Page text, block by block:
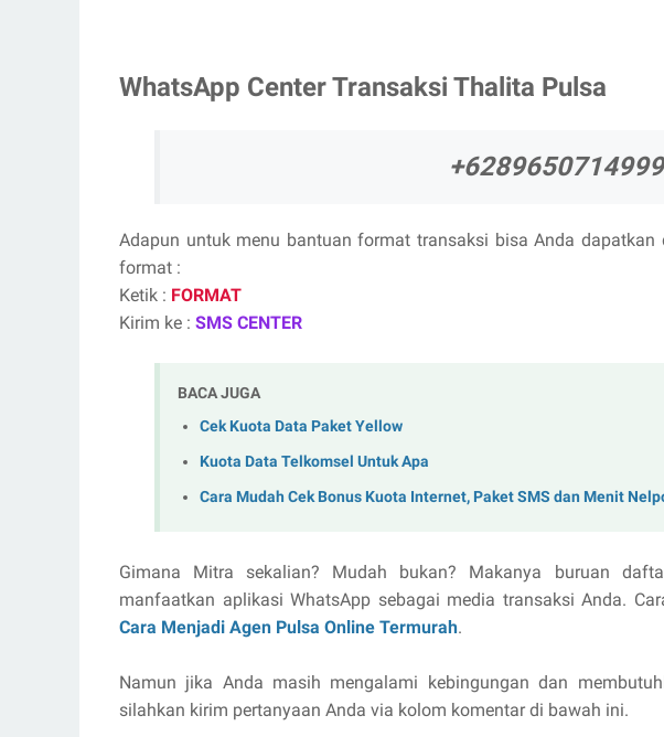
WhatsApp Center Transaksi Thalita Pulsa
+6289650714999
Adapun untuk menu bantuan format transaksi bisa Anda dapatkan
format :
Ketik : FORMAT
Kirim ke : SMS CENTER
BACA JUGA
Cek Kuota Data Paket Yellow
Kuota Data Telkomsel Untuk Apa
Cara Mudah Cek Bonus Kuota Internet, Paket SMS dan Menit
Gimana Mitra sekalian? Mudah bukan? Makanya buruan
manfaatkan aplikasi WhatsApp sebagai media transaksi Anda.
Cara Menjadi Agen Pulsa Online Termurah.
Namun jika Anda masih mengalami kebingungan dan
silahkan kirim pertanyaan Anda via kolom komentar di bawah ini.